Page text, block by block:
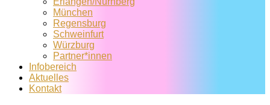
München
Regensburg
Schweinfurt
Würzburg
Partner*innen
Infobereich
Aktuelles
Kontakt